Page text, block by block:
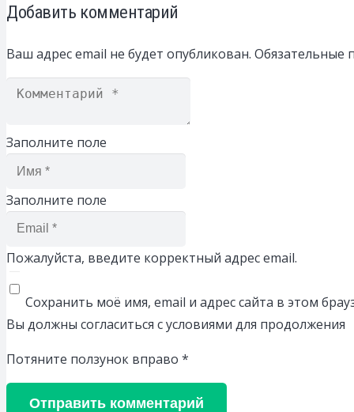
Добавить комментарий
Ваш адрес email не будет опубликован. Обязательные
Заполните поле
Заполните поле
Пожалуйста, введите корректный адрес email.
Сохранить моё имя, email и адрес сайта в этом
Вы должны согласиться с условиями для продолжения
Потяните ползунок вправо *
Отправить комментарий